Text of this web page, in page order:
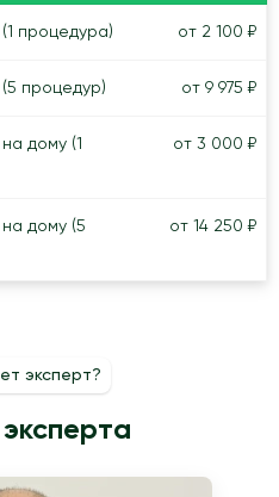
процедура) от 2 100 ₽
процедур) от 9 975 ₽
дому (1
от 3 000 ₽
дому (5
от 14 250 ₽
эксперт?